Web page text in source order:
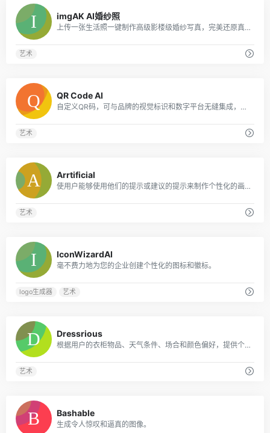
imgAK AI婚纱照
上传一张生活照一键制作高级影楼级婚纱写真，完美还原真实人脸与肤质。
艺术
QR Code AI
自定义QR码，可与品牌的视觉标识和数字平台无缝集成，从而增强客户参与度和互动性。
艺术
Arrtificial
使用户能够使用他们的提示或建议的提示来制作个性化的画布艺术
艺术
IconWizardAI
毫不费力地为您的企业创建个性化的图标和徽标。
logo生成器 艺术
Dressrious
根据用户的衣柜物品、天气条件、场合和颜色偏好，提供个性化的日常服装推荐。
艺术
Bashable
生成令人惊叹和逼真的图像。